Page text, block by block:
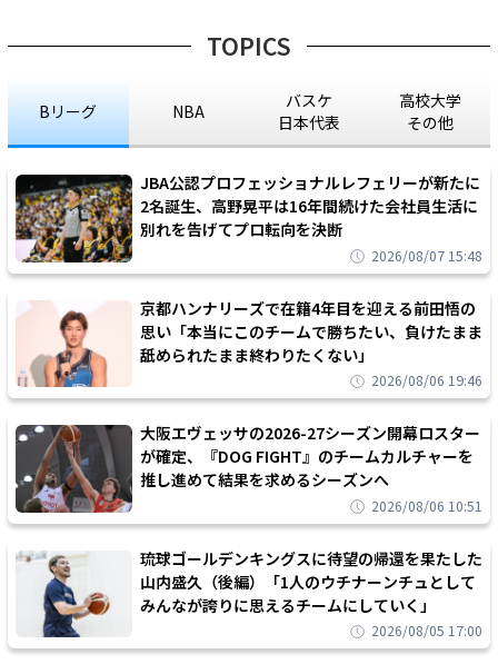
TOPICS
Bリーグ NBA
バスケ
日本代表
高校大学
その他
JBA公認プロフェッショナルレフェリーが新たに
2名誕生、高野晃平は16年間続けた会社員生活に
別れを告げてプロ転向を決断
2026/08/07 15:48
京都ハンナリーズで在籍4年目を迎える前田悟の
思い「本当にこのチームで勝ちたい、負けたまま
舐められたまま終わりたくない」
2026/08/06 19:46
大阪エヴェッサの2026-27シーズン開幕ロスター
が確定、『DOG FIGHT』のチームカルチャーを
推し進めて結果を求めるシーズンへ
2026/08/06 10:51
琉球ゴールデンキングスに待望の帰還を果たした
山内盛久（後編）「1人のウチナーンチュとして
みんなが誇りに思えるチームにしていく」
2026/08/05 17:00